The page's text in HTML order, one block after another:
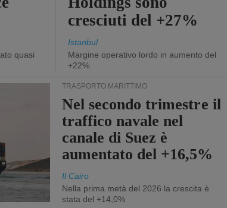
quasi
cresciuti del +27%
Istanbul
Margine operativo lordo in aumento del
+22%
TRASPORTO MARITTIMO
Nel secondo trimestre il
traffico navale nel
canale di Suez è
aumentato del +16,5%
Il Cairo
Nella prima metà del 2026 la crescita è
stata del +14,0%